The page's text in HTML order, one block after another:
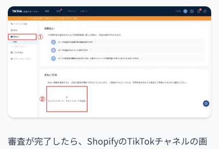
審査が完了したら、ShopifyのTikTokチャネルの画